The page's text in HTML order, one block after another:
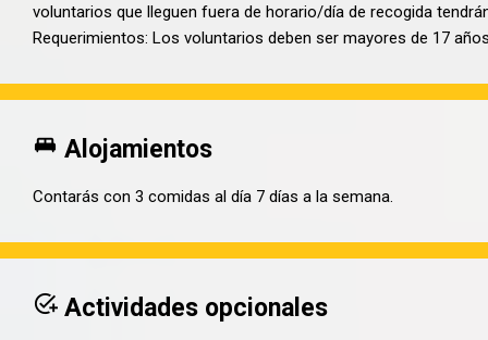
voluntarios que lleguen fuera de horario/día de recogida
Requerimientos: Los voluntarios deben ser mayores de 17
Alojamientos
Contarás con 3 comidas al día 7 días a la semana.
Actividades opcionales